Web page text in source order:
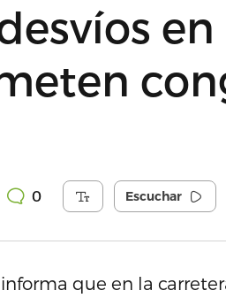
en
0 Escuchar
que en la